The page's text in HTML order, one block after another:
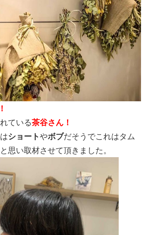
ている茶谷さん！
ショートやボブだそうでこれはタム
思い取材させて頂きました。